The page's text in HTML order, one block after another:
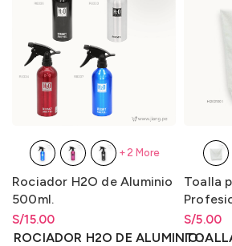
Rociador H2O de Aluminio
500ml.
S/15.00
Rango de precios: desde
S/15.00hastaS/15.00
ROCIADOR H2O DE ALUMINIO
+2 More
Toalla
S/5.00
Rango
S/5.00